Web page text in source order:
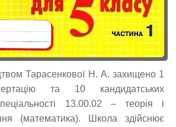
Тарасенкової Н. А. захищено 1
та 10 кандидатських
13.00.02 – теорія і
(математика). Школа здійснює